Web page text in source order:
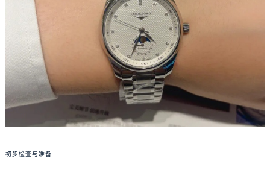
初步检查与准备